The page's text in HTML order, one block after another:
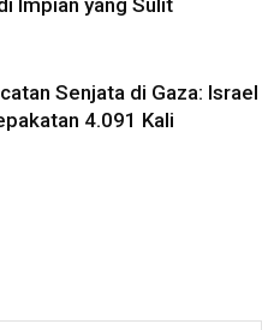
Impian yang Sulit
Senjata di Gaza: Israel
4.091 Kali